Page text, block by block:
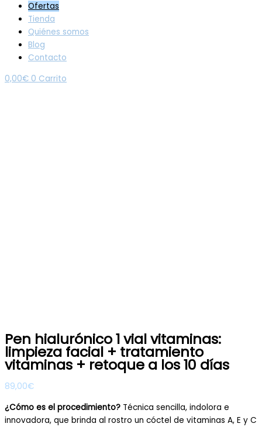
Ofertas
Tienda
Quiénes somos
Blog
Contacto
0,00€ 0 Carrito
Pen hialurónico 1 vial vitaminas:
limpieza facial + tratamiento
vitaminas + retoque a los 10 días
89,00€
¿Cómo es el procedimiento? Técnica sencilla, indolora e
innovadora, que brinda al rostro un cóctel de vitaminas A, E y C